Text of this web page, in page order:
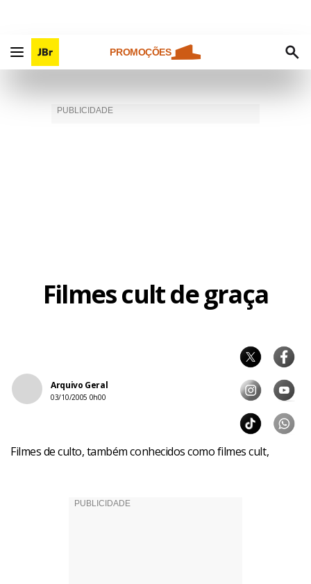
PROMOÇÕES
Filmes cult de graça
Arquivo Geral
03/10/2005 0h00
Filmes de culto, também conhecidos como filmes cult,